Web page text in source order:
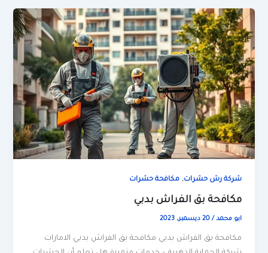
شركة رش حشرات,مكافحة حشرات
مكافحة بق الفراش بدبي
ابو محمد/20 ديسمبر، 2023
مكافحة بق الفراش بدبي مكافحة بق الفراش بدبي الامارات